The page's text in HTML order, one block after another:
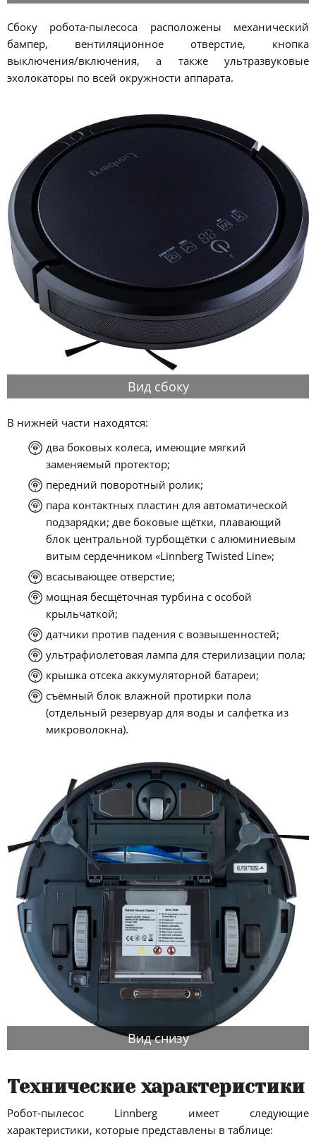
Сбоку робота-пылесоса расположены механический
бампер, вентиляционное отверстие, кнопка
выключения/включения, а также ультразвуковые
эхолокаторы по всей окружности аппарата.
Вид сбоку
В нижней части находятся:
два боковых колеса, имеющие мягкий
заменяемый протектор;
передний поворотный ролик;
пара контактных пластин для автоматической
подзарядки; две боковые щётки, плавающий
блок центральной турбощётки с алюминиевым
витым сердечником «Linnberg Twisted Line»;
всасывающее отверстие;
мощная бесщёточная турбина с особой
крыльчаткой;
датчики против падения с возвышенностей;
ультрафиолетовая лампа для стерилизации пола;
крышка отсека аккумуляторной батареи;
съёмный блок влажной протирки пола
(отдельный резервуар для воды и салфетка из
микроволокна).
Вид снизу
Технические характеристики
Робот-пылесос Linnberg имеет следующие
характеристики, которые представлены в таблице: